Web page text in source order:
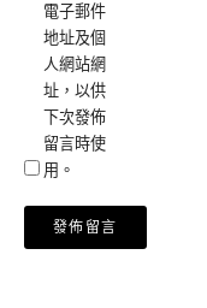
電子郵件
地址及個
人網站網
址，以供
下次發佈
留言時使
用。